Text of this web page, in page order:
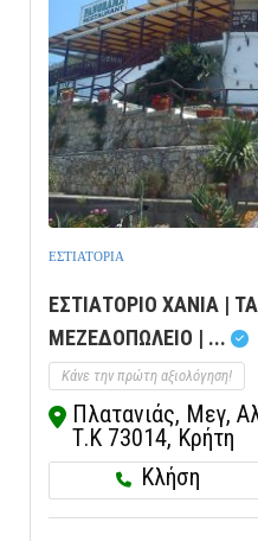
ΕΣΤΙΑΤΟΡΙΑ
ΕΣΤΙΑΤΟΡΙΟ ΧΑΝΙΑ |
ΜΕΖΕΔΟΠΩΛΕΙΟ | ...
Κάνε την πρώτη αξιολόγηση!
Πλατανιάς, Μεγ,
Τ.Κ 73014, Κρήτη
Κλήση